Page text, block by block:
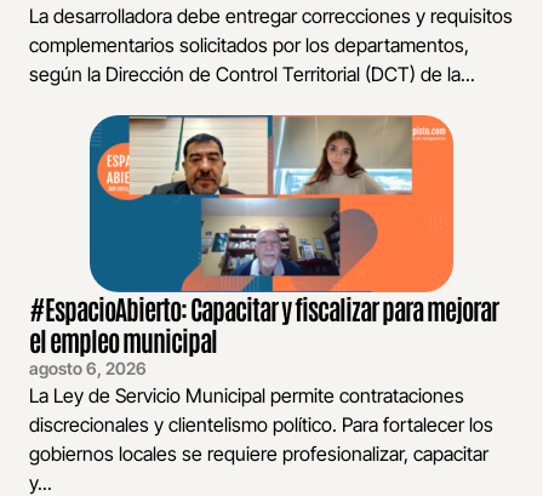
La desarrolladora debe entregar correcciones y requisitos
complementarios solicitados por los departamentos,
según la Dirección de Control Territorial (DCT) de la...
#EspacioAbierto: Capacitar y fiscalizar para mejorar
el empleo municipal
agosto 6, 2026
La Ley de Servicio Municipal permite contrataciones
discrecionales y clientelismo político. Para fortalecer los
gobiernos locales se requiere profesionalizar, capacitar
y...